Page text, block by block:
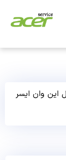
این وان ایسر